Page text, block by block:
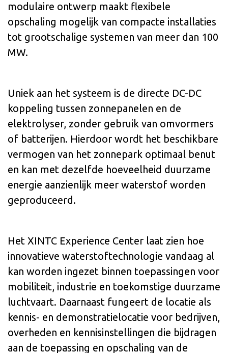
modulaire ontwerp maakt flexibele
opschaling mogelijk van compacte installaties
tot grootschalige systemen van meer dan 100
MW.
Uniek aan het systeem is de directe DC-DC
koppeling tussen zonnepanelen en de
elektrolyser, zonder gebruik van omvormers
of batterijen. Hierdoor wordt het beschikbare
vermogen van het zonnepark optimaal benut
en kan met dezelfde hoeveelheid duurzame
energie aanzienlijk meer waterstof worden
geproduceerd.
Het XINTC Experience Center laat zien hoe
innovatieve waterstoftechnologie vandaag al
kan worden ingezet binnen toepassingen voor
mobiliteit, industrie en toekomstige duurzame
luchtvaart. Daarnaast fungeert de locatie als
kennis- en demonstratielocatie voor bedrijven,
overheden en kennisinstellingen die bijdragen
aan de toepassing en opschaling van de